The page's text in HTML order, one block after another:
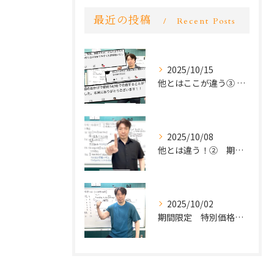
最近の投稿 Recent Posts
2025/10/15
他とはここが違う③ 確固たる指導法・指導力
2025/10/08
他とは違う！② 期間限定 特別価格で英検パーソナルを受けよう！
2025/10/02
期間限定 特別価格で英検パーソナルを受けよう！ 他とは違う特徴①